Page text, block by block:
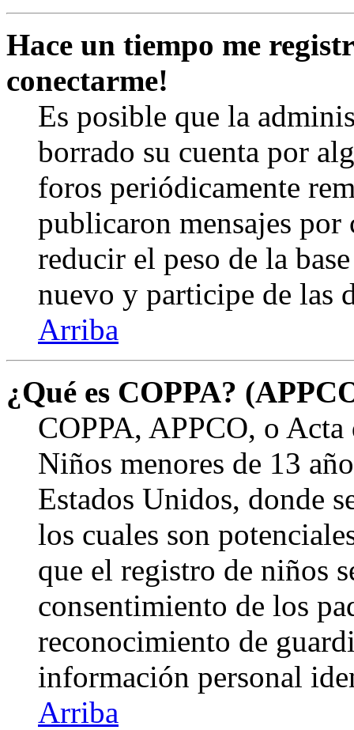
Hace un tiempo me
conectarme!
Es posible que la
borrado su cuenta por
foros periódicamente
publicaron mensajes
reducir el peso de la
nuevo y participe de las
Arriba
¿Qué es COPPA?
COPPA, APPCO, o
Niños menores de 13
Estados Unidos, donde
los cuales son
que el registro de niños
consentimiento de los
reconocimiento de
información personal
Arriba